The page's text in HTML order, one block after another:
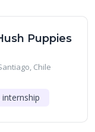
Puppies
Chile